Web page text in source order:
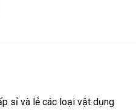
sỉ và lẻ các loại vật dụng